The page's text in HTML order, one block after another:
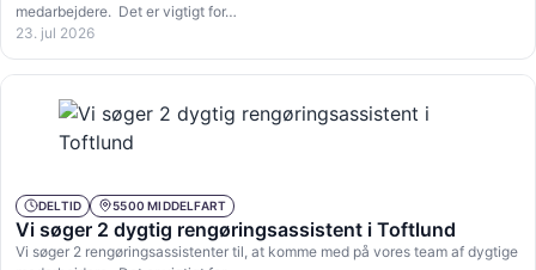
medarbejdere. Det er vigtigt for…
23. jul 2026
DELTID 5500 MIDDELFART
Vi søger 2 dygtig rengøringsassistent i Toftlund
Vi søger 2 rengøringsassistenter til, at komme med på vores team af dygtige